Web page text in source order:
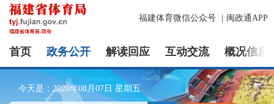
福建体育微信公众号 闽政通APP
首页 政务公开 解读回应 互动交流 概况信息
今天是： 2026年08月07日 星期五